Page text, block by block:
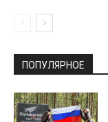
ПОПУЛЯРНОЕ